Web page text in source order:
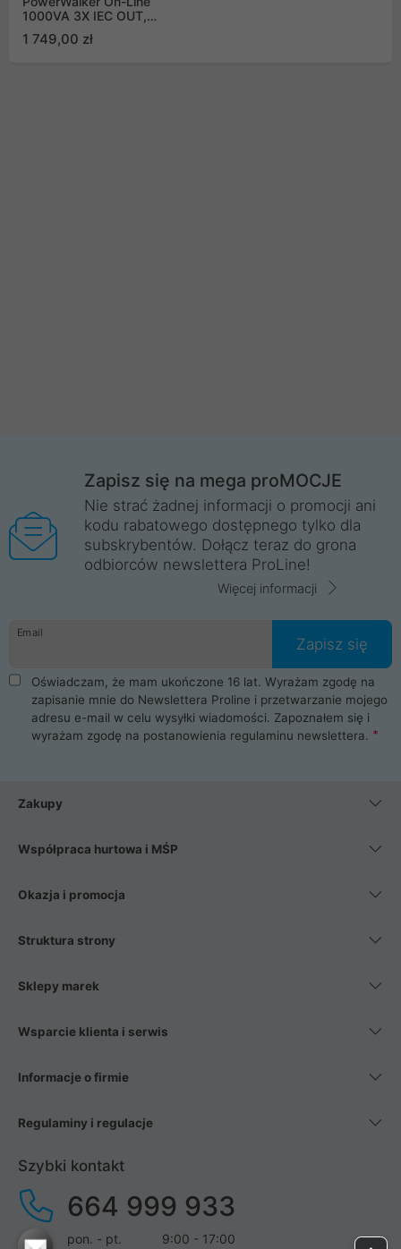
1000VA 3X IEC OUT,
Tower
1 749,00 zł
Zapisz się na mega proMOCJE
Nie strać żadnej informacji o promocji ani
kodu rabatowego dostępnego tylko dla
subskrybentów. Dołącz teraz do grona
odbiorców newslettera ProLine!
Więcej informacji
Email
Zapisz się
Oświadczam, że mam ukończone 16 lat. Wyrażam zgodę na
zapisanie mnie do Newslettera Proline i przetwarzanie mojego
adresu e-mail w celu wysyłki wiadomości. Zapoznałem się i
wyrażam zgodę na postanowienia regulaminu newslettera.
Zakupy
Współpraca hurtowa i MŚP
Okazja i promocja
Struktura strony
Sklepy marek
Wsparcie klienta i serwis
Informacje o firmie
Regulaminy i regulacje
Szybki kontakt
664 999 933
pon. - pt. 9:00 - 17:00